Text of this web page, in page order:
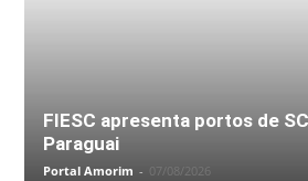
FIESC apresenta portos de
Paraguai
Portal Amorim - 07/08/2026